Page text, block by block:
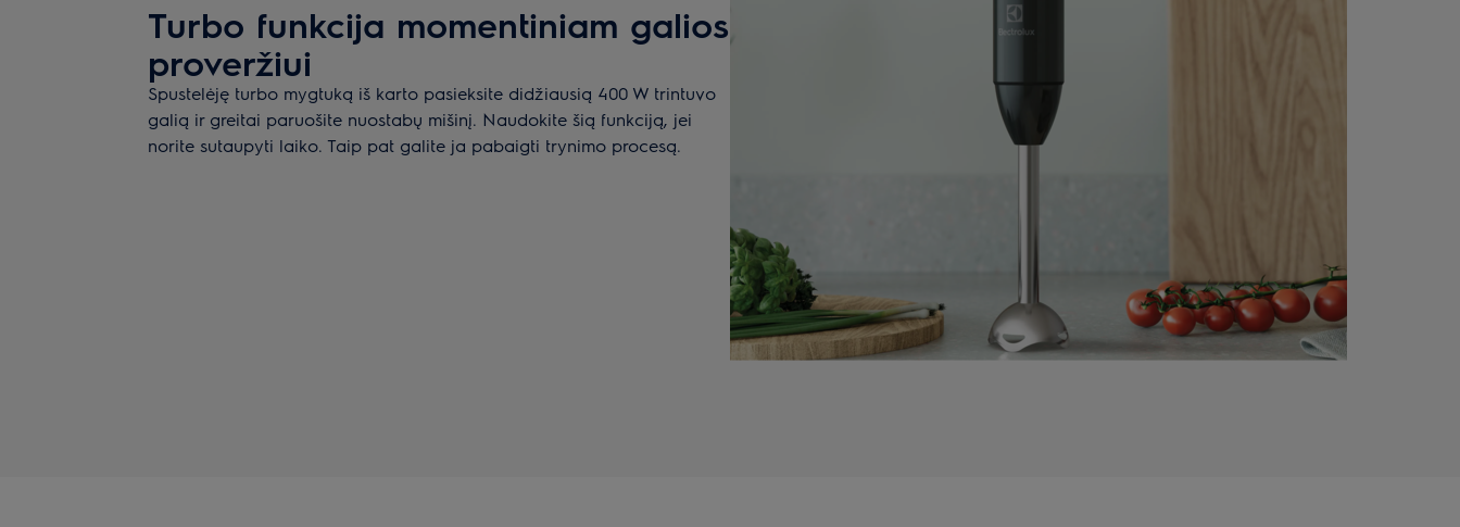
Turbo funkcija momentiniam galios
proveržiui
Spustelėję turbo mygtuką iš karto pasieksite didžiausią 400 W trintuvo
galią ir greitai paruošite nuostabų mišinį. Naudokite šią funkciją, jei
norite sutaupyti laiko. Taip pat galite ja pabaigti trynimo procesą.